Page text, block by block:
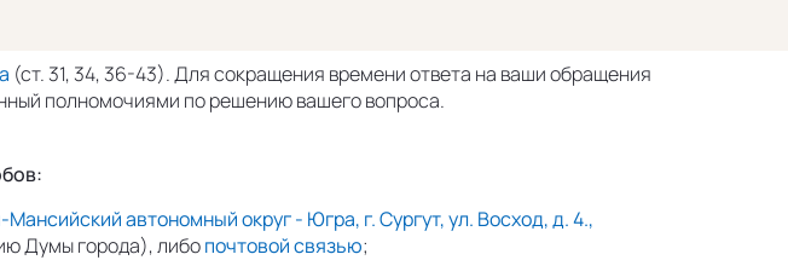
(ст. 31, 34, 36-43). Для сокращения времени ответа на ваши обращения
полномочиями по решению вашего вопроса.
автономный округ - Югра, г. Сургут, ул. Восход, д. 4.,
Думы города), либопочтовой связью;